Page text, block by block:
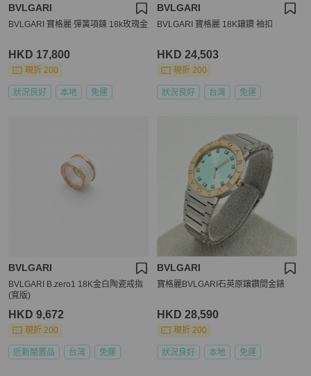
BVLGARI
BVLGARI 寶格麗 彈簧項鍊 18k玫瑰金
HKD 17,800
現折 200
狀況良好 本地 免運
BVLGARI
BVLGARI 寶格麗 18K鑲鑽 袖扣
HKD 24,503
現折 200
狀況良好 台灣 免運
BVLGARI
BVLGARI B.zero1 18K金白陶瓷戒指
(寬版)
HKD 9,672
現折 200
近新閒置品 台灣 免運
BVLGARI
寶格麗BVLGARI石英原鑲鑽間金錶
HKD 28,590
現折 200
狀況良好 本地 免運